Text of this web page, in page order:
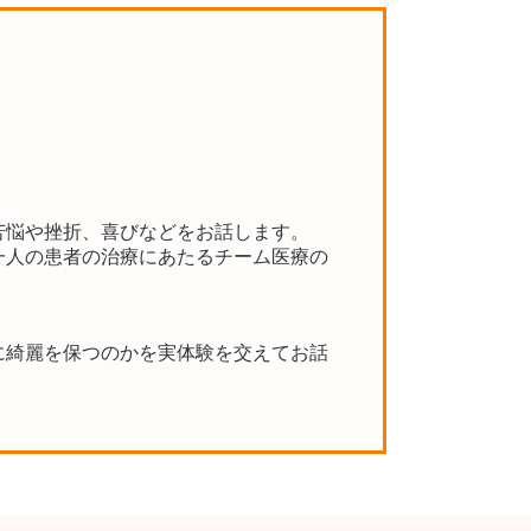
や挫折、喜びなどをお話します。
の患者の治療にあたるチーム医療の
麗を保つのかを実体験を交えてお話